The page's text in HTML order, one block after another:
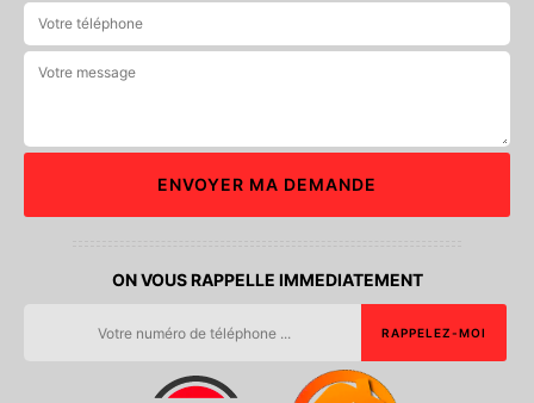
ON VOUS RAPPELLE IMMEDIATEMENT